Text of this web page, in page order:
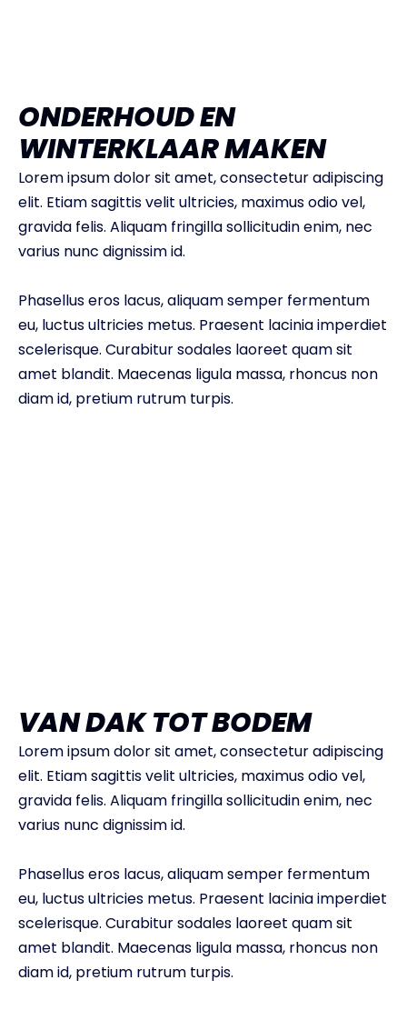
ONDERHOUD EN
WINTERKLAAR MAKEN
Lorem ipsum dolor sit amet, consectetur adipiscing
elit. Etiam sagittis velit ultricies, maximus odio vel,
gravida felis. Aliquam fringilla sollicitudin enim, nec
varius nunc dignissim id.
Phasellus eros lacus, aliquam semper fermentum
eu, luctus ultricies metus. Praesent lacinia imperdiet
scelerisque. Curabitur sodales laoreet quam sit
amet blandit. Maecenas ligula massa, rhoncus non
diam id, pretium rutrum turpis.
VAN DAK TOT BODEM
Lorem ipsum dolor sit amet, consectetur adipiscing
elit. Etiam sagittis velit ultricies, maximus odio vel,
gravida felis. Aliquam fringilla sollicitudin enim, nec
varius nunc dignissim id.
Phasellus eros lacus, aliquam semper fermentum
eu, luctus ultricies metus. Praesent lacinia imperdiet
scelerisque. Curabitur sodales laoreet quam sit
amet blandit. Maecenas ligula massa, rhoncus non
diam id, pretium rutrum turpis.